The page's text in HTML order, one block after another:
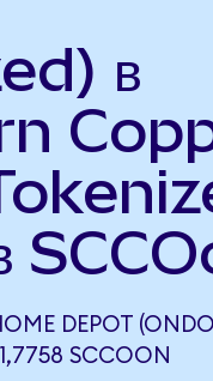
в
DEPOT (ONDO
SCCOON